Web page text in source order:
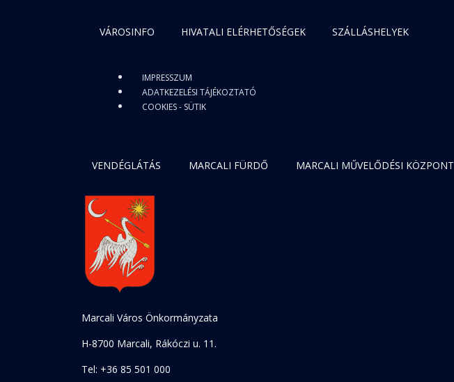
VÁROSINFO HIVATALI ELÉRHETŐSÉGEK SZÁLLÁSHELYEK
IMPRESSZUM
ADATKEZELÉSI TÁJÉKOZTATÓ
COOKIES - SÜTIK
VENDÉGLÁTÁS MARCALI FÜRDŐ MARCALI MŰVELŐDÉSI KÖZPONT
Marcali Város Önkormányzata
H-8700 Marcali, Rákóczi u. 11.
Tel: +36 85 501 000